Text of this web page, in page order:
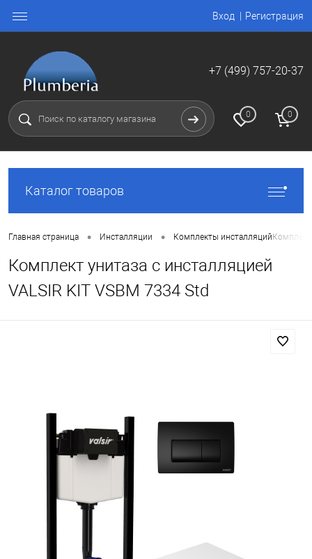
Вход Регистрация
+7 (499) 757-20-37
0 0
Каталог товаров
Главная страница • Инсталляции • Комплекты инсталляций Комплект
Комплект унитаза с инсталляцией
VALSIR KIT VSBM 7334 Std